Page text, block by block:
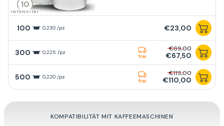
10
INTENSITÄT
100 0,230 /pz €23,00
300 0,225 /pz
frei
€69,00
€67,50
500 0,220 /pz
frei
€115,00
€110,00
KOMPATIBILITÄT MIT KAFFEEMASCHINEN